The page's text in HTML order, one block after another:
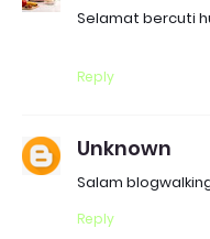
Selamat bercuti
Reply
Unknown
Salam
Reply